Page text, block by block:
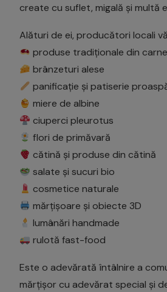
create cu suflet, migală și multă
Alături de ei, producători locali
produse tradiționale din carne
brânzeturi alese
panificație și patiserie
miere de albine
ciuperci pleurotus
flori de primăvară
cătină și produse din cătină
salate și sucuri bio
cosmetice naturale
mărțișoare și obiecte 3D
lumânări handmade
rulotă fast-food
Este o adevărată întâlnire a
mărțișor cu adevărat special și